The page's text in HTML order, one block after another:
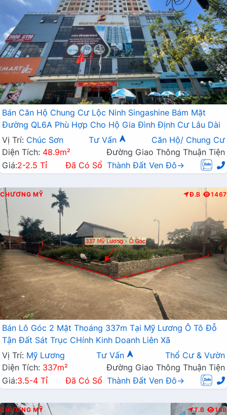
Bán Căn Hộ Chung Cư Lộc Ninh Singashine Bám Mặt
Đường QL6A Phù Hợp Cho Hộ Gia Đình Định Cư Lâu Dài
Vị Trí: Chúc Sơn Tư Vấn
Căn Hộ/ Chung Cư
Diện Tích: 48.9m²
Đường Giao Thông Thuận Tiện
Giá:2-2.5 Tỉ Đã Có Sổ Thành Đất Ven Đô→
CHƯƠNG MỸ Đ.B 1467
Bán Lô Góc 2 Mặt Thoáng 337m Tại Mỹ Lương Ô Tô Đỗ
Tận Đất Sát Trục CHính Kinh Doanh Liên Xã
Vị Trí: Mỹ Lương Tư Vấn
Thổ Cư & Vườn
Diện Tích: 337m²
Đường Giao Thông Thuận Tiện
Giá:3.5-4 Tỉ Đã Có Sổ Thành Đất Ven Đô→
CHƯƠNG MỸ T.B 168